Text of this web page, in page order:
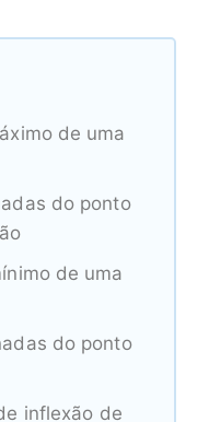
de uma
do ponto
de uma
do ponto
inflexão de